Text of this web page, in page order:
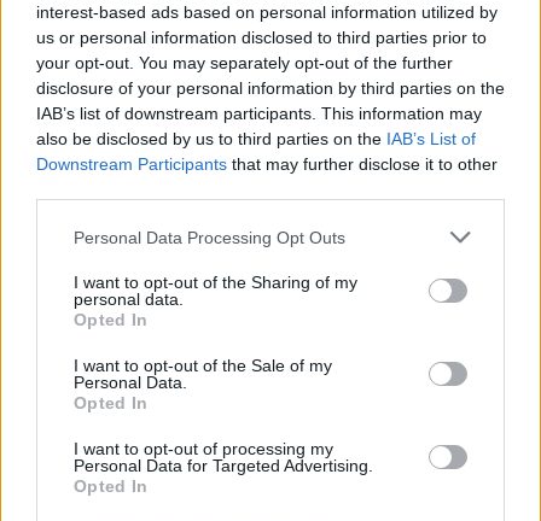
interest-based ads based on personal information utilized by
us or personal information disclosed to third parties prior to
your opt-out. You may separately opt-out of the further
disclosure of your personal information by third parties on the
IAB’s list of downstream participants. This information may
also be disclosed by us to third parties on the IAB’s List of
Downstream Participants that may further disclose it to other
Please note that this website/app uses one or more Google
not limited to your visit or usage behaviour. You may click to
grant or deny consent to Google and its third-party tags to
use your data for below specified purposes in below Google
consent section.
Personal Data Processing Opt Outs
I want to opt-out of the Sharing of my
personal data.
Opted In
I want to opt-out of the Sale of my
Personal Data.
Opted In
I want to opt-out of processing my
Personal Data for Targeted Advertising.
Opted In
2000 /2000
Υποβολή σχολίου
ΠΑΝΟΣ ΜΙΧΑΛΟΠΟΥΛΟΣ
Ακολουθήστε το Νewsit.gr στο
τελευταία νέατης ημέρας